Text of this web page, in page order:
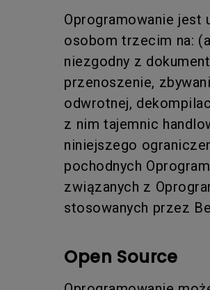
Oprogramowanie jest
osobom trzecim na:
niezgodny z
przenoszenie,
odwrotnej,
z nim tajemnic
niniejszego
pochodnych
związanych z
stosowanych przez
Open Source